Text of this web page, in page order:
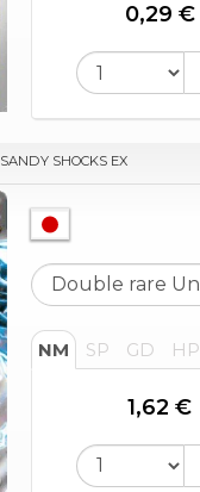
0,29 €
SANDY SHOCKS EX
NM SP GD HP
1,62 €